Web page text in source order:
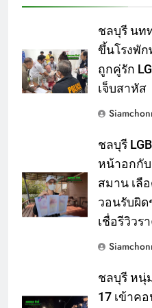
ชลบุรี นท
ขึ้นโรงพัก
ถูกคู่รัก
เจ็บสาหัส
ชลบุรี
หน้าอกกั
สมาน เลื
วอนรับผิ
เชื่อรีวิวร
ชลบุรี หนุ่
17 เข้าค